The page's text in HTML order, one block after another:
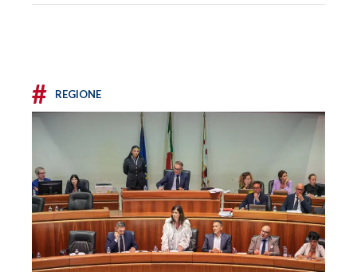
# REGIONE